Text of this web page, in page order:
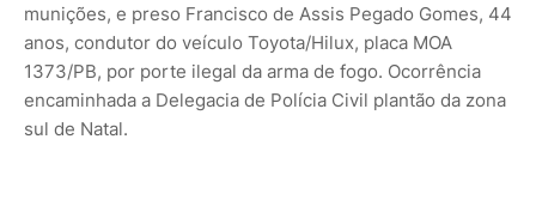
munições, e preso Francisco de Assis Pegado Gomes, 44
anos, condutor do veículo Toyota/Hilux, placa MOA
1373/PB, por porte ilegal da arma de fogo. Ocorrência
encaminhada a Delegacia de Polícia Civil plantão da zona
sul de Natal.